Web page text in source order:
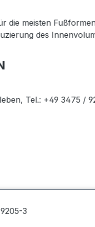
die meisten
des
Tel.: +49 3475 /